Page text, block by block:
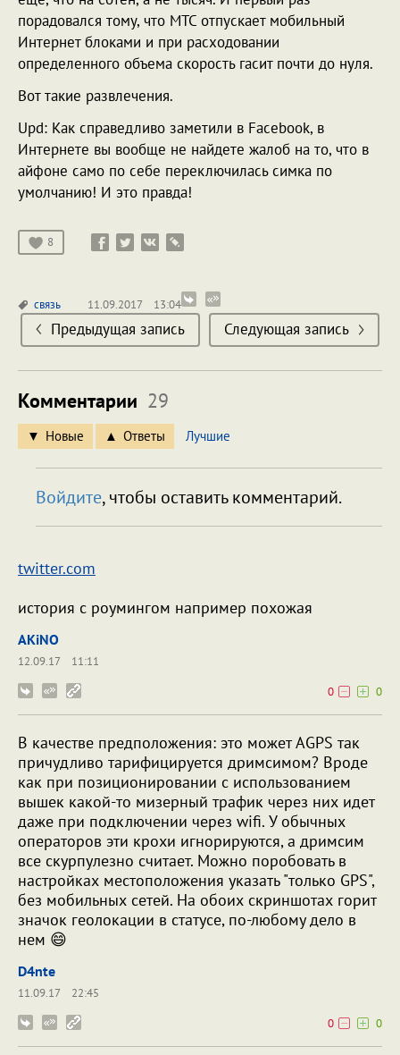
порадовался тому, что МТС отпускает мобильный
Интернет блоками и при расходовании
определенного объема скорость гасит почти до нуля.
Вот такие развлечения.
Upd: Как справедливо заметили в Facebook, в
Интернете вы вообще не найдете жалоб на то, что в
айфоне само по себе переключилась симка по
умолчанию! И это правда!
8
связь 11.09.2017 13:04
Предыдущая запись Следующая запись
Комментарии 29
Новые Ответы Лучшие
Войдите, чтобы оставить комментарий.
twitter.com
история с роумингом например похожая
AKiNO
12.09.17
11:11
0
0
В качестве предположения: это может AGPS так
причудливо тарифицируется дримсимом? Вроде
как при позиционировании с использованием
вышек какой-то мизерный трафик через них идет
даже при подключении через wifi. У обычных
операторов эти крохи игнорируются, а дримсим
все скурпулезно считает. Можно поробовать в
настройках местоположения указать "только GPS",
без мобильных сетей. На обоих скриншотах горит
значок геолокации в статусе, по-любому дело в
нем 😄
D4nte
11.09.17
22:45
0
0